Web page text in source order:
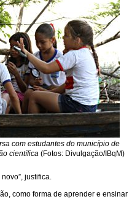
com estudantes do município de
científica(Fotos: Divulgação/IBqM)
justifica.
como forma de aprender e ensinar